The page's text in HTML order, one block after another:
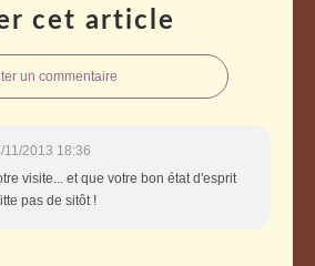
cet article
un commentaire
11/2013 18:36
visite... et que votre bon état d'esprit
pas de sitôt !